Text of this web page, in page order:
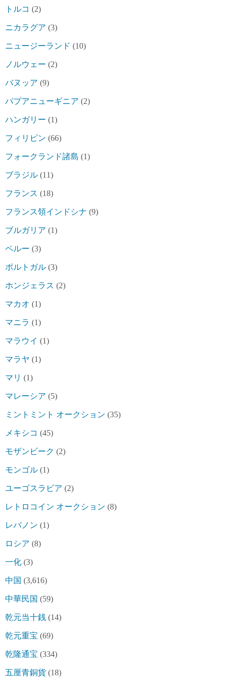
トルコ (2)
ニカラグア (3)
ニュージーランド (10)
ノルウェー (2)
バヌッア (9)
パプアニューギニア (2)
ハンガリー (1)
フィリピン (66)
フォークランド諸島 (1)
ブラジル (11)
フランス (18)
フランス領インドシナ (9)
ブルガリア (1)
ペルー (3)
ポルトガル (3)
ホンジェラス (2)
マカオ (1)
マニラ (1)
マラウイ (1)
マラヤ (1)
マリ (1)
マレーシア (5)
ミントミント オークション (35)
メキシコ (45)
モザンビーク (2)
モンゴル (1)
ユーゴスラビア (2)
レトロコイン オークション (8)
レバノン (1)
ロシア (8)
一化 (3)
中国 (3,616)
中華民国 (59)
乾元当十銭 (14)
乾元重宝 (69)
乾隆通宝 (334)
五厘青銅貨 (18)